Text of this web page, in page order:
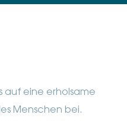
auf eine erholsame
Menschen bei.